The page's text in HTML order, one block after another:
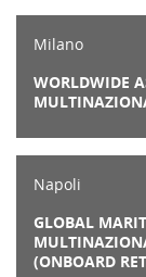
Milano
WORLDWIDE
Napoli
GLOBAL
(ONBOARD